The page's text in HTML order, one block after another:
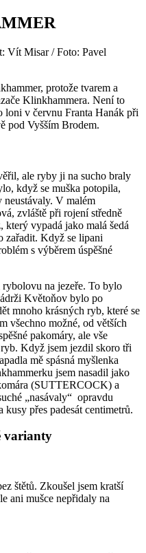
Vít Misar / Foto: Pavel
protože tvarem a
Klinkhammera. Není to
loni v červnu Franta Hanák při
pod Vyšším Brodem.
ale ryby ji na sucho braly
když se muška potopila,
neustávaly. V malém
zvláště při rojení středně
který vypadá jako malá šedá
zařadit. Když se lipani
s výběrem úspěšné
na jezeře. To bylo
Květoňov bylo po
mnoho krásných ryb, které se
všechno možné, od větších
pakomáry, ale vše
Když jsem jezdil skoro tři
mě spásná myšlenka
jsem nasadil jako
(SUTTERCOCK) a
„nasávaly“ opravdu
přes padesát centimetrů.
varianty
štětů. Zkoušel jsem kratší
ani mušce nepřidaly na